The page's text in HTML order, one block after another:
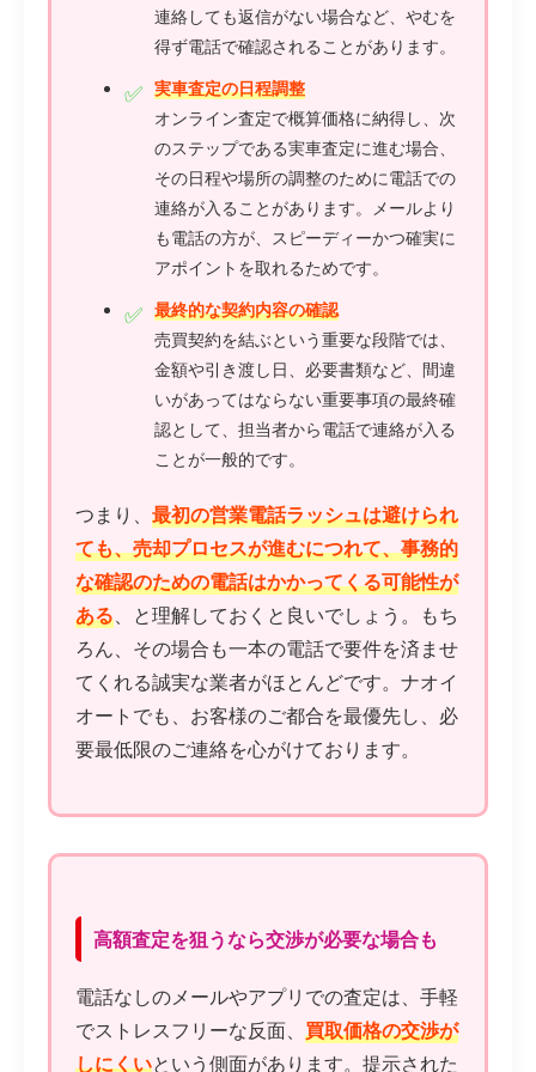
連絡しても返信がない場合など、やむを
得ず電話で確認されることがあります。
実車査定の日程調整
オンライン査定で概算価格に納得し、次
のステップである実車査定に進む場合、
その日程や場所の調整のために電話での
連絡が入ることがあります。メールより
も電話の方が、スピーディーかつ確実に
アポイントを取れるためです。
最終的な契約内容の確認
売買契約を結ぶという重要な段階では、
金額や引き渡し日、必要書類など、間違
いがあってはならない重要事項の最終確
認として、担当者から電話で連絡が入る
ことが一般的です。
つまり、 最初の営業電話ラッシュは避けられ
ても、売却プロセスが進むにつれて、事務的
な確認のための電話はかかってくる可能性が
ある、と理解しておくと良いでしょう。もち
ろん、その場合も一本の電話で要件を済ませ
てくれる誠実な業者がほとんどです。ナオイ
オートでも、お客様のご都合を最優先し、必
要最低限のご連絡を心がけております。
高額査定を狙うなら交渉が必要な場合も
電話なしのメールやアプリでの査定は、手軽
でストレスフリーな反面、 買取価格の交渉が
しにくいという側面があります。提示された